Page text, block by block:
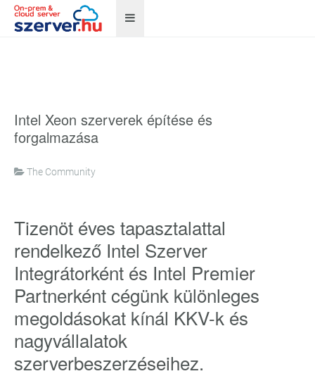
Intel Xeon szerverek építése és
forgalmazása
The Community
Tizenöt éves tapasztalattal
rendelkező Intel Szerver
Integrátorként és Intel Premier
Partnerként cégünk különleges
megoldásokat kínál KKV-k és
nagyvállalatok
szerverbeszerzéseihez.